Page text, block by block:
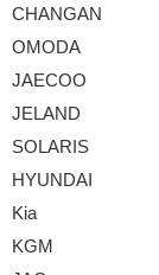
CHANGAN
OMODA
JAECOO
JELAND
SOLARIS
HYUNDAI
Kia
KGM